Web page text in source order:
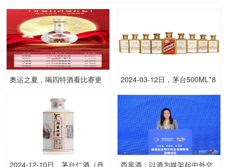
奥运之夏，喝四特酒看比赛更
2024-03-12日，茅台500ML*8
瓶的价格是多少呢？
2024-12-10日，茅台仁酒（丹 西凤酒：以酒为媒架起中外交